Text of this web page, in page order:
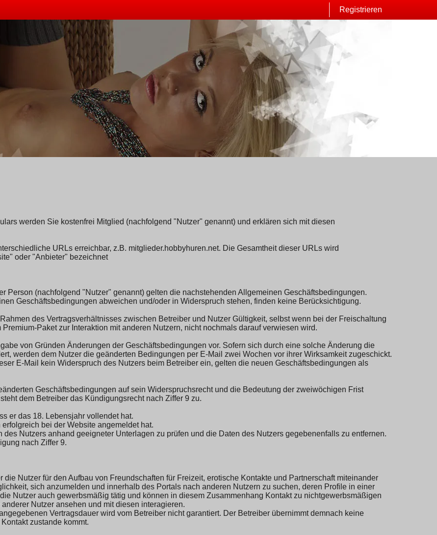
Registrieren
werden Sie kostenfrei Mitglied (nachfolgend "Nutzer" genannt) und erklären sich mit diesen
URLs erreichbar, z.B. mitglieder.hobbyhuren.net. Die Gesamtheit dieser URLs wird
oder "Anbieter" bezeichnet
Person (nachfolgend "Nutzer" genannt) gelten die nachstehenden Allgemeinen Geschäftsbedingungen.
Geschäftsbedingungen abweichen und/oder in Widerspruch stehen, finden keine Berücksichtigung.
des Vertragsverhältnisses zwischen Betreiber und Nutzer Gültigkeit, selbst wenn bei der Freischaltung
Paket zur Interaktion mit anderen Nutzern, nicht nochmals darauf verwiesen wird.
von Gründen Änderungen der Geschäftsbedingungen vor. Sofern sich durch eine solche Änderung die
werden dem Nutzer die geänderten Bedingungen per E-Mail zwei Wochen vor ihrer Wirksamkeit zugeschickt.
E-Mail kein Widerspruch des Nutzers beim Betreiber ein, gelten die neuen Geschäftsbedingungen als
Geschäftsbedingungen auf sein Widerspruchsrecht und die Bedeutung der zweiwöchigen Frist
dem Betreiber das Kündigungsrecht nach Ziffer 9 zu.
er das 18. Lebensjahr vollendet hat.
bei der Website angemeldet hat.
Nutzers anhand geeigneter Unterlagen zu prüfen und die Daten des Nutzers gegebenenfalls zu entfernen.
nach Ziffer 9.
die Nutzer für den Aufbau von Freundschaften für Freizeit, erotische Kontakte und Partnerschaft miteinander
sich anzumelden und innerhalb des Portals nach anderen Nutzern zu suchen, deren Profile in einer
Nutzer auch gewerbsmäßig tätig und können in diesem Zusammenhang Kontakt zu nichtgewerbsmäßigen
Nutzer ansehen und mit diesen interagieren.
Vertragsdauer wird vom Betreiber nicht garantiert. Der Betreiber übernimmt demnach keine
zustande kommt.